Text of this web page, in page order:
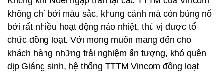
không chỉ bởi màu sắc, khung cảnh mà còn bùng nổ
bởi rất nhiều hoạt động náo nhiệt, thú vị được tổ
chức đồng loạt. Với mong muốn mang đến cho
khách hàng những trải nghiệm ấn tượng, khó quên
dịp Giáng sinh, hệ thống TTTM Vincom đồng loạt